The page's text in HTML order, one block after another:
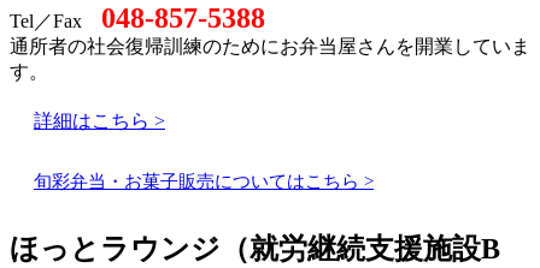
Tel／Fax 048-857-5388
通所者の社会復帰訓練のためにお弁当屋さんを開業していま
す。
詳細はこちら >
旬彩弁当・お菓子販売についてはこちら >
ほっとラウンジ（就労継続支援施設B